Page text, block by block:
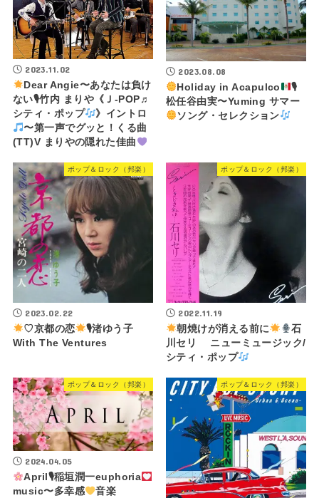
2023.11.02
Dear Angie〜あなたは負け
ない🎙竹内 まりや《Ｊ-POP♬
シティ・ポップ
》イントロ
〜第一声でグッと！くる曲
(TT)V まりやの隠れた佳曲
2023.08.08
Holiday in Acapulco
🎙
松任谷由実〜Yuming サマー
ソング・セレクション
ポップ＆ロック（邦楽）
2023.02.22
♡京都の恋
🎙渚ゆう子
With The Ventures
ポップ＆ロック（邦楽）
2022.11.19
朝焼けが消える前に
石
川セリ ニューミュージック/
シティ・ポップ
ポップ＆ロック（邦楽）
2024.04.05
April🎙稲垣潤一euphoria
music〜多幸感
音楽
ポップ＆ロック（邦楽）